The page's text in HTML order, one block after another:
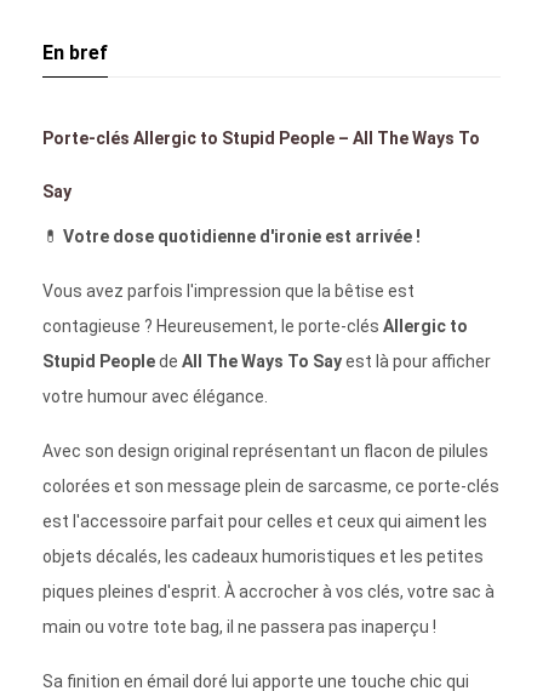
En bref
Porte-clés Allergic to Stupid People – All The Ways To
Say
💊 Votre dose quotidienne d'ironie est arrivée !
Vous avez parfois l'impression que la bêtise est
contagieuse ? Heureusement, le porte-clés Allergic to
Stupid Peoplede All The Ways To Sayest là pour afficher
votre humour avec élégance.
Avec son design original représentant un flacon de pilules
colorées et son message plein de sarcasme, ce porte-clés
est l'accessoire parfait pour celles et ceux qui aiment les
objets décalés, les cadeaux humoristiques et les petites
piques pleines d'esprit. À accrocher à vos clés, votre sac à
main ou votre tote bag, il ne passera pas inaperçu !
Sa finition en émail doré lui apporte une touche chic qui